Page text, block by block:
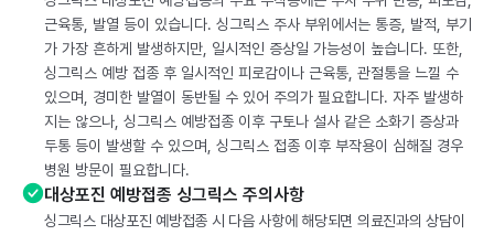
근육통, 발열 등이 있습니다. 싱그릭스 주사 부위에서는 통증, 발적, 부기
가 가장 흔하게 발생하지만, 일시적인 증상일 가능성이 높습니다. 또한,
싱그릭스 예방 접종 후 일시적인 피로감이나 근육통, 관절통을 느낄 수
있으며, 경미한 발열이 동반될 수 있어 주의가 필요합니다. 자주 발생하
지는 않으나, 싱그릭스 예방접종 이후 구토나 설사 같은 소화기 증상과
두통 등이 발생할 수 있으며, 싱그릭스 접종 이후 부작용이 심해질 경우
병원 방문이 필요합니다.
대상포진 예방접종 싱그릭스 주의사항
싱그릭스 대상포진 예방접종 시 다음 사항에 해당되면 의료진과의 상담이